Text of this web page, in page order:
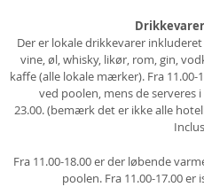
Der er lokale drikkevarer
vine, øl, whisky, likør, rom, gin,
kaffe (alle lokale mærker). Fra
ved poolen, mens de serveres
23.00. (bemærk det er ikke alle
Fra 11.00-18.00 er der løbende
poolen. Fra 11.00-17.00